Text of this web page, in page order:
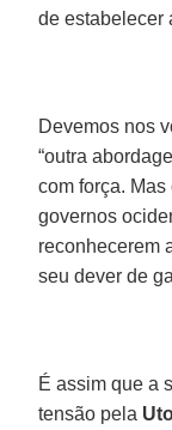
de estabelecer
Devemos nos
“outra
com força.
governos
reconhecerem
seu dever de
É assim que a
tensão pela